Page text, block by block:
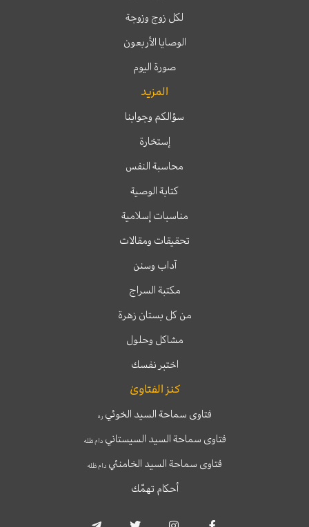
لكل زوج وزوجة
الوصايا الأربعون
صورة اليوم
المزيد
سؤالكم وجوابنا
إستخارة
محاسبة النفس
كتابة الوصية
مناسبات إسلامية
تحقيقات ومقالات
آداب وسنن
مكتبة السراج
من كل بستان زهرة
مشاكل وحلول
اختبر نفسك
كنز الفتاوىٰ
فتاوى سماحة السيد الخوئيره
فتاوى سماحة السيد السيستانيدام ظله
فتاوى سماحة السيد الخامنئي دام ظله
أحكام تهمّك